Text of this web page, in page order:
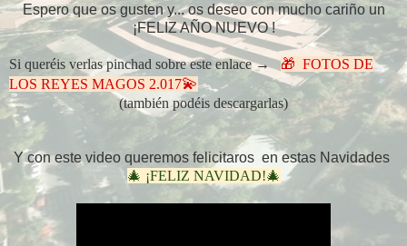
Espero que os gusten y... os deseo con mucho cariño un
¡FELIZ AÑO NUEVO !
Si queréis verlas pinchad sobre este enlace → 🎁 FOTOS DE
LOS REYES MAGOS 2.017💫
(también podéis descargarlas)
Y con este video queremos felicitaros en estas Navidades
🎄 ¡FELIZ NAVIDAD!🎄